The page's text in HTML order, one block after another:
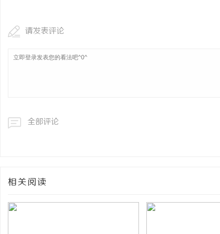
请发表评论
全部评论
相关阅读